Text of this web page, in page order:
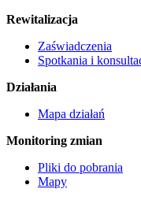
Rewitalizacja
Zaświadczenia
Spotkania i
Działania
Mapa działań
Monitoring zmian
Pliki do pobrania
Mapy